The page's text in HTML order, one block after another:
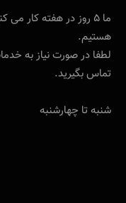
ما 5 روز در هفته کار
هستیم.
لطفا در صورت نیاز به
تماس بگیرید.
شنبه تا چهارشنبه